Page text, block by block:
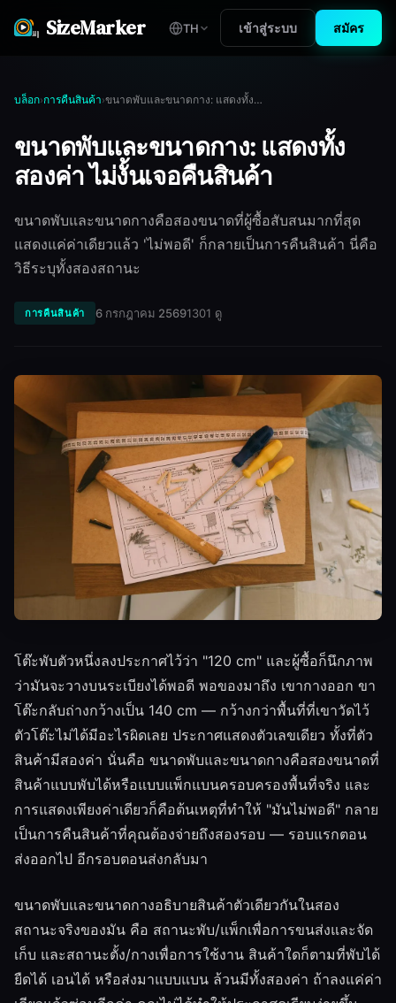
SizeMarker TH เข้าสู่ระบบ สมัคร
บล็อก›การคืนสินค้า› ขนาดพับและขนาดกาง: แสดงทั้งสองค่า ไม่งั้นเจอคืนสินค้า
ขนาดพับและขนาดกาง: แสดงทั้ง
สองค่า ไม่งั้นเจอคืนสินค้า
ขนาดพับและขนาดกางคือสองขนาดที่ผู้ซื้อสับสนมากที่สุด
แสดงแค่ค่าเดียวแล้ว 'ไม่พอดี' ก็กลายเป็นการคืนสินค้า นี่คือ
วิธีระบุทั้งสองสถานะ
การคืนสินค้า 6 กรกฎาคม 25691301 ดู
โต๊ะพับตัวหนึ่งลงประกาศไว้ว่า "120 cm" และผู้ซื้อก็นึกภาพ
ว่ามันจะวางบนระเบียงได้พอดี พอของมาถึง เขากางออก ขา
โต๊ะกลับถ่างกว้างเป็น 140 cm — กว้างกว่าพื้นที่ที่เขาวัดไว้
ตัวโต๊ะไม่ได้มีอะไรผิดเลย ประกาศแสดงตัวเลขเดียว ทั้งที่ตัว
สินค้ามีสองค่า นั่นคือ ขนาดพับและขนาดกางคือสองขนาดที่
สินค้าแบบพับได้หรือแบบแพ็กแบนครอบครองพื้นที่จริง และ
การแสดงเพียงค่าเดียวก็คือต้นเหตุที่ทำให้ "มันไม่พอดี" กลาย
เป็นการคืนสินค้าที่คุณต้องจ่ายถึงสองรอบ — รอบแรกตอน
ส่งออกไป อีกรอบตอนส่งกลับมา
ขนาดพับและขนาดกางอธิบายสินค้าตัวเดียวกันในสอง
สถานะจริงของมัน คือ สถานะพับ/แพ็กเพื่อการขนส่งและจัด
เก็บ และสถานะตั้ง/กางเพื่อการใช้งาน สินค้าใดก็ตามที่พับได้
ยืดได้ เอนได้ หรือส่งมาแบบแบน ล้วนมีทั้งสองค่า ถ้าลงแค่ค่า